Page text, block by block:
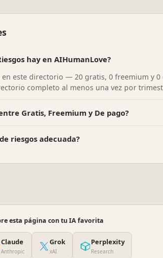
hay en AIHumanLove?
en este directorio — 20 gratis, 0 freemium y
completo al menos una vez por
Gratis, Freemium y De pago?
riesgos adecuada?
esta página con tu IA favorita
Claude
Anthropic
Grok
xAI
Perplexity
Research